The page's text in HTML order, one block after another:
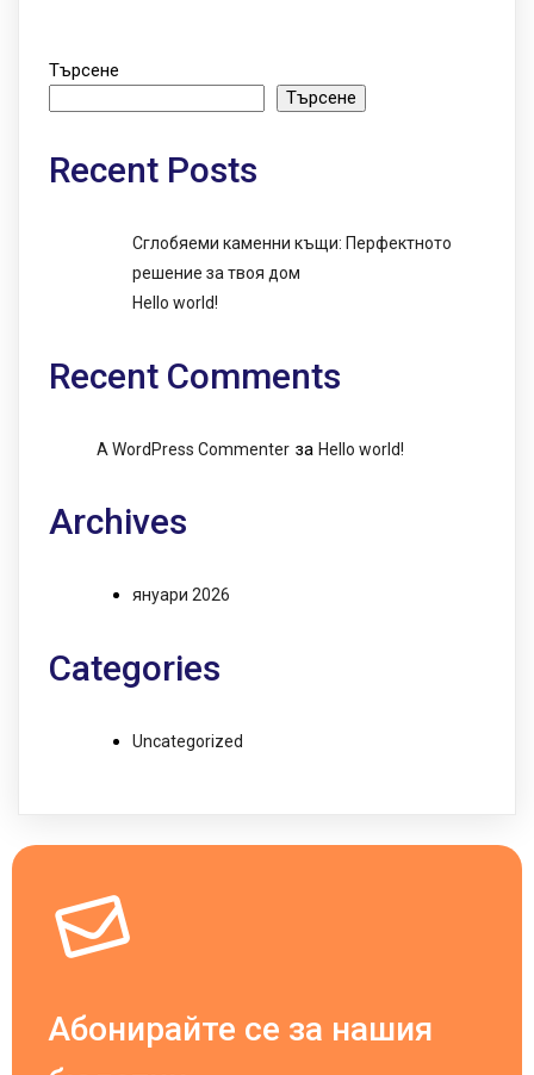
Търсене
Търсене
Recent Posts
Сглобяеми каменни къщи: Перфектното
решение за твоя дом
Hello world!
Recent Comments
A WordPress Commenter за Hello world!
Archives
януари 2026
Categories
Uncategorized
Абонирайте се за нашия